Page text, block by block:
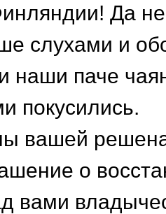
Да не
слухами и
наши паче
покусились.
вашей
о
вами